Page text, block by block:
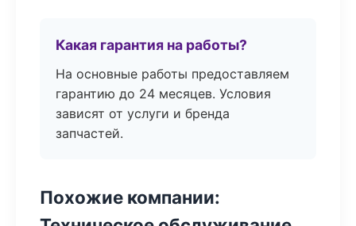
Какая гарантия на работы?
На основные работы предоставляем
гарантию до 24 месяцев. Условия
зависят от услуги и бренда
запчастей.
Похожие компании: